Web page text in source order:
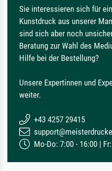
Sie interessieren sich für
Kunstdruck aus unserer
sind sich aber noch
Beratung zur Wahl des
Hilfe bei der Bestellung?
Unsere Expertinnen und
weiter.
+43 4257 29415
Mo-Do: 7:00 - 16:00 |